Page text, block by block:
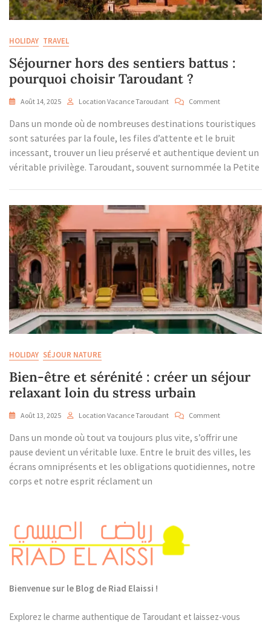
HOLIDAY TRAVEL
Séjourner hors des sentiers battus :
pourquoi choisir Taroudant ?
Août 14, 2025 Location Vacance Taroudant CommentOn
Hors
Des
Battus
:
Choisir
Taroudant
?
Dans un monde où de nombreuses destinations touristiques
sont saturées par la foule, les files d’attente et le bruit
incessant, trouver un lieu préservé et authentique devient un
véritable privilège. Taroudant, souvent surnommée la Petite
HOLIDAY SÉJOUR NATURE
Bien-être et sérénité : créer un séjour
relaxant loin du stress urbain
Août 13, 2025 Location Vacance Taroudant CommentOn
Être
Et
:
Dans un monde où tout va toujours plus vite, s’offrir une
pause devient un véritable luxe. Entre le bruit des villes, les
écrans omniprésents et les obligations quotidiennes, notre
corps et notre esprit réclament un
Bienvenue sur le Blog de Riad Elaissi !
Explorez le charme authentique de Taroudant et laissez-vous